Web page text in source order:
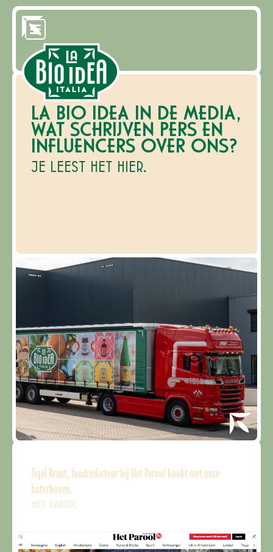
LA BIO IDEA IN DE MEDIA,
WAT SCHRIJVEN PERS EN
INFLUENCERS OVER ONS?
JE LEEST HET HIER.
Jigal Krant, foodredacteur bij Het Parool kookt met onze
boterbonen.
HET PAROOL